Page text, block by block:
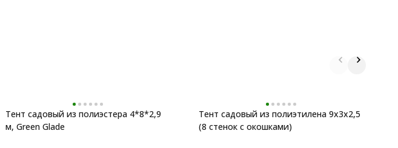
Тент садовый из полиэстера 4*8*2,9
м, Green Glade
Тент садовый из полиэтилена 9x3x2,5
(8 стенок с окошками)